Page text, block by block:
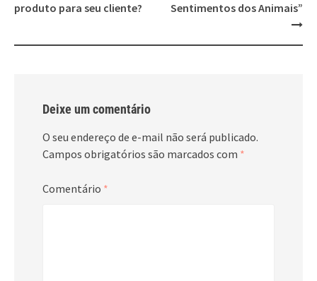
produto para seu cliente?
Sentimentos dos Animais”
Deixe um comentário
O seu endereço de e-mail não será publicado.
Campos obrigatórios são marcados com *
Comentário *